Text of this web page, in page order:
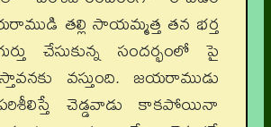
తల్లి సాయమ్మత్త తన భర్త
చేసుకున్న సందర్భంలో పై
వస్తుంది. జయరాముడు
పరిశీలిస్తే చెడ్డవాడు కాకపోయినా